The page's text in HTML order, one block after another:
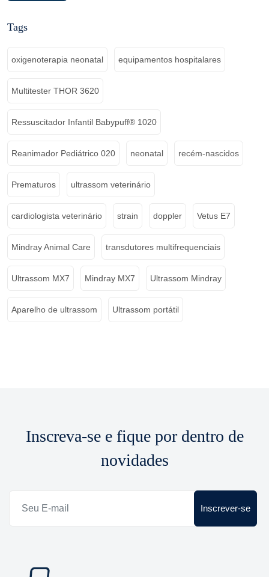
Tags
oxigenoterapia neonatal equipamentos hospitalares
Multitester THOR 3620
Ressuscitador Infantil Babypuff® 1020
Reanimador Pediátrico 020 neonatal recém-nascidos
Prematuros ultrassom veterinário
cardiologista veterinário strain doppler Vetus E7
Mindray Animal Care transdutores multifrequenciais
Ultrassom MX7 Mindray MX7 Ultrassom Mindray
Aparelho de ultrassom Ultrassom portátil
Inscreva-se e fique por dentro de
novidades
Inscrever-se